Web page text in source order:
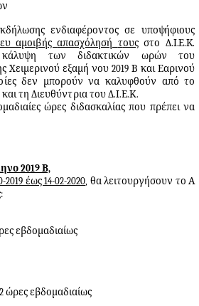
ν
δήλωσης ενδιαφέροντος σε υποψήφιους
αμοιβήςαπασχόλησή τουςστο Δ.Ι.Ε.Κ.
των διδακτικών ωρών του
Χειμερινού εξαμήνου 2019 Β και Εαρινού
δεν μπορούν να καλυφθούν από το
τη Διευθύντρια του Δ.Ι.Ε.Κ.
ώρες διδασκαλίας που πρέπει να
2019 Β,
2019 έως 14-02-2020, θα λειτουργήσουν το Α
εβδομαδιαίως
ώρες εβδομαδιαίως